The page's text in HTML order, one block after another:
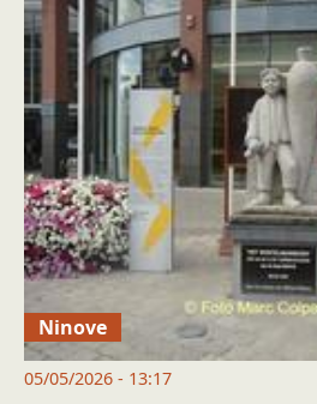
Ninove
05/05/2026 - 13:17